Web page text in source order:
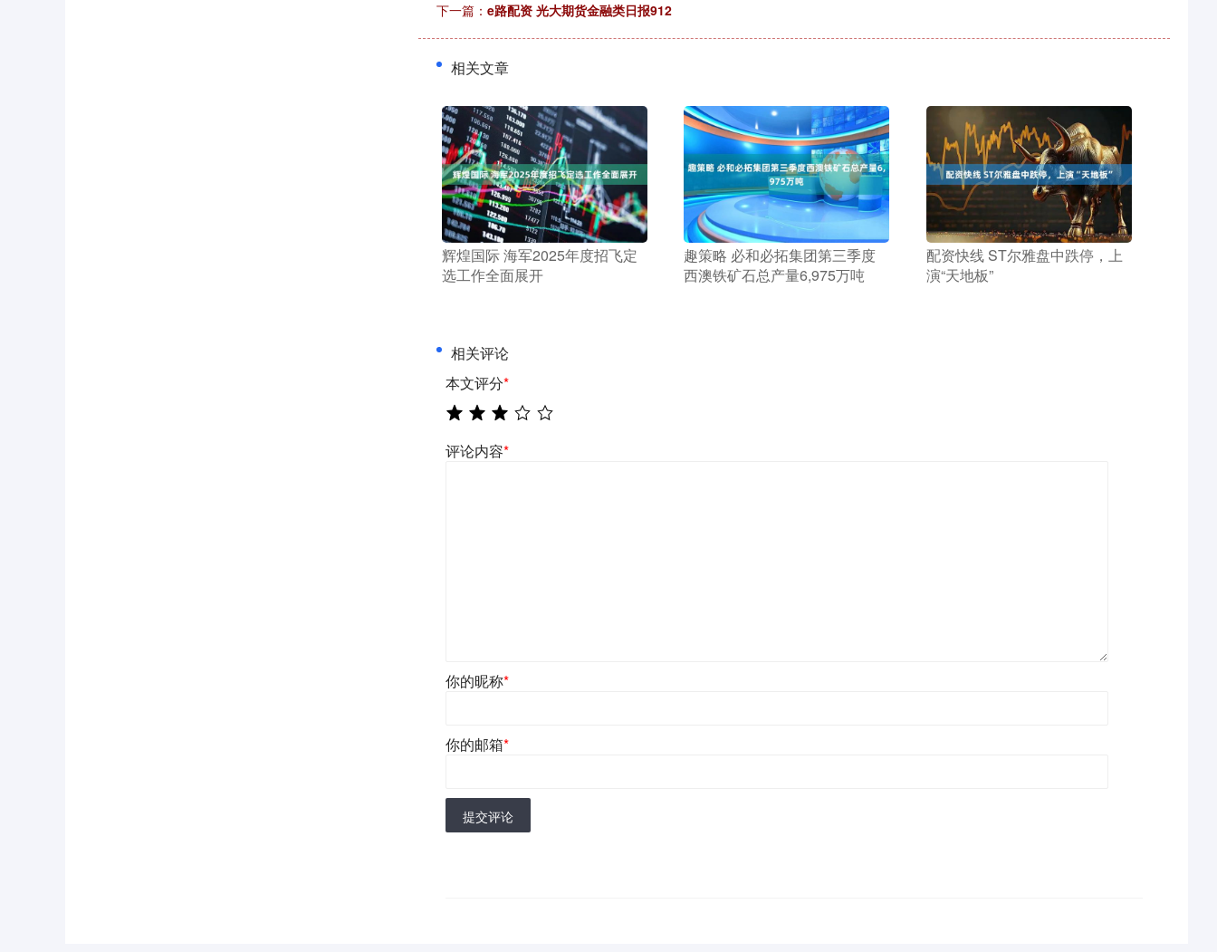
下一篇： e路配资 光大期货金融类日报912
相关文章
​辉煌国际 海军2025年度招飞定
选工作全面展开
​趣策略 必和必拓集团第三季度
西澳铁矿石总产量6,975万吨
​配资快线 ST尔雅盘中跌停，上
演“天地板”
相关评论
本文评分*
评论内容*
你的昵称*
你的邮箱*
提交评论